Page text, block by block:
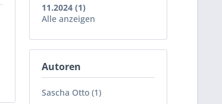
11.2024 (1)
Alle anzeigen
Autoren
Sascha Otto (1)